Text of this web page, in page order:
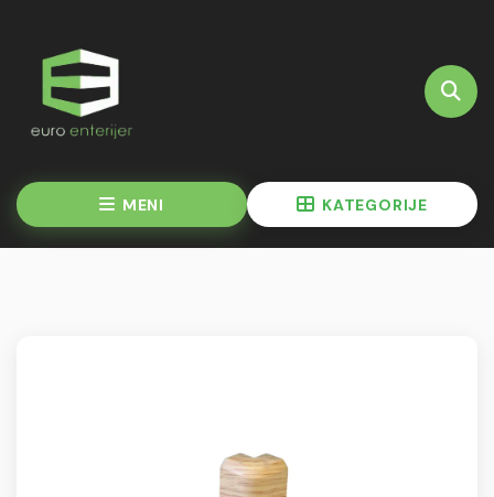
MENI KATEGORIJE